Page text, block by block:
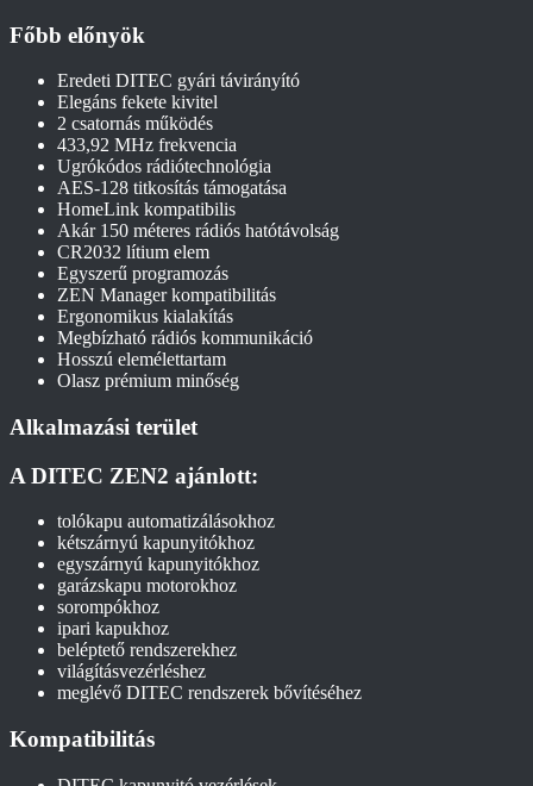
Főbb előnyök
Eredeti DITEC gyári távirányító
Elegáns fekete kivitel
2 csatornás működés
433,92 MHz frekvencia
Ugrókódos rádiótechnológia
AES-128 titkosítás támogatása
HomeLink kompatibilis
Akár 150 méteres rádiós hatótávolság
CR2032 lítium elem
Egyszerű programozás
ZEN Manager kompatibilitás
Ergonomikus kialakítás
Megbízható rádiós kommunikáció
Hosszú elemélettartam
Olasz prémium minőség
Alkalmazási terület
A DITEC ZEN2 ajánlott:
tolókapu automatizálásokhoz
kétszárnyú kapunyitókhoz
egyszárnyú kapunyitókhoz
garázskapu motorokhoz
sorompókhoz
ipari kapukhoz
beléptető rendszerekhez
világításvezérléshez
meglévő DITEC rendszerek bővítéséhez
Kompatibilitás